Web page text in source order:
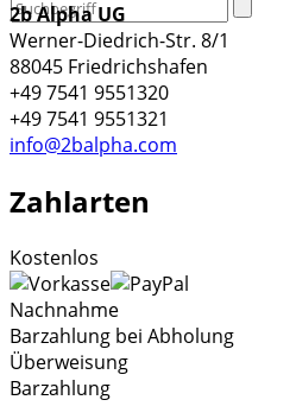
2b Alpha UG
Werner-Diedrich-Str. 8/1
88045 Friedrichshafen
+49 7541 9551320
+49 7541 9551321
info@2balpha.com
Zahlarten
Kostenlos
Nachnahme
Barzahlung bei Abholung
Überweisung
Barzahlung